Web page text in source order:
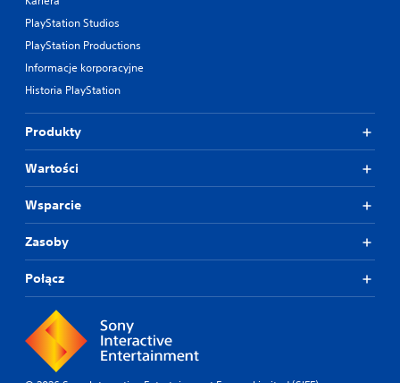
PlayStation Studios
PlayStation Productions
Informacje korporacyjne
Historia PlayStation
Produkty
Wartości
Wsparcie
Zasoby
Połącz